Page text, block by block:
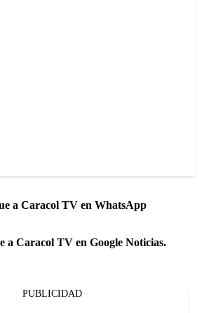
a Caracol TV en WhatsApp
a Caracol TV en Google Noticias.
PUBLICIDAD